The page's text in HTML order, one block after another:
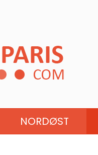
NORDØST
LOIRE